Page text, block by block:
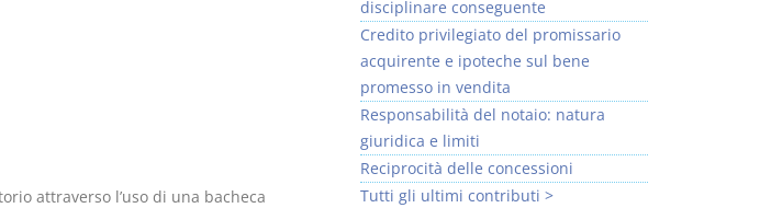
attraverso l’uso di una bacheca
disciplinare conseguente
Credito privilegiato del promissario
acquirente e ipoteche sul bene
promesso in vendita
Responsabilità del notaio: natura
giuridica e limiti
Reciprocità delle concessioni
Tutti gli ultimi contributi >